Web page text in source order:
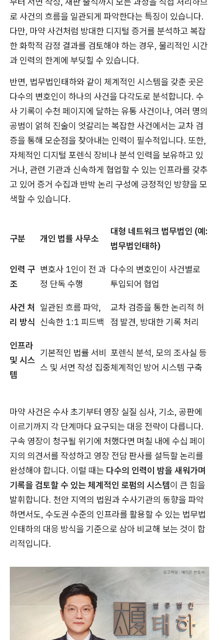
로 사건의 흐름을 일관되게 파악한다는 특징이 있습니다.
다만, 마약 사건처럼 방대한 디지털 증거를 분석하고 복잡
한 화학적 감정 결과를 검토해야 하는 경우, 물리적인 시간
과 인력의 한계에 부딪힐 수 있습니다.
반면, 법무법인태하와 같이 체계적인 시스템을 갖춘 곳은
다수의 변호인이 하나의 사건을 다각도로 분석합니다. 수
사 기록이 수천 페이지에 달하는 유통 사건이나, 여러 명의
공범이 얽혀 진술이 엇갈리는 복잡한 사건에서는 교차 검
증을 통해 모순점을 찾아내는 인력이 필수적입니다. 또한,
자체적인 디지털 포렌식 장비나 분석 인력을 보유하고 있
거나, 관련 기관과 신속하게 협업할 수 있는 인프라를 갖추
고 있어 증거 수집과 반박 논리 구성에 긍정적인 방향을 모
색할 수 있습니다.
구분 개인 법률 사무소
대형 네트워크 법무법인 (예:
법무법인태하)
인력 구
조
변호사 1인이 전 과
정 단독 수행
다수의 변호인이 사건별로
투입되어 협업
사건 처
리 방식
일관된 흐름 파악,
신속한 1:1 피드백
교차 검증을 통한 논리적 허
점 발견, 방대한 기록 처리
인프라
및 시스
템
기본적인 법률 서비
스 및 서면 작성 집중
포렌식 분석, 모의 조사실 등
체계적인 방어 시스템 구축
마약 사건은 수사 초기부터 영장 실질 심사, 기소, 공판에
이르기까지 각 단계마다 요구되는 대응 전략이 다릅니다.
구속 영장이 청구될 위기에 처했다면 며칠 내에 수십 페이
지의 의견서를 작성하고 영장 전담 판사를 설득할 논리를
완성해야 합니다. 이럴 때는 다수의 인력이 밤을 새워가며
기록을 검토할 수 있는 체계적인 로펌의 시스템이 큰 힘을
발휘합니다. 천안 지역의 법원과 수사기관의 동향을 파악
하면서도, 수도권 수준의 인프라를 활용할 수 있는 법무법
인태하의 대응 방식을 기준으로 삼아 비교해 보는 것이 합
리적입니다.